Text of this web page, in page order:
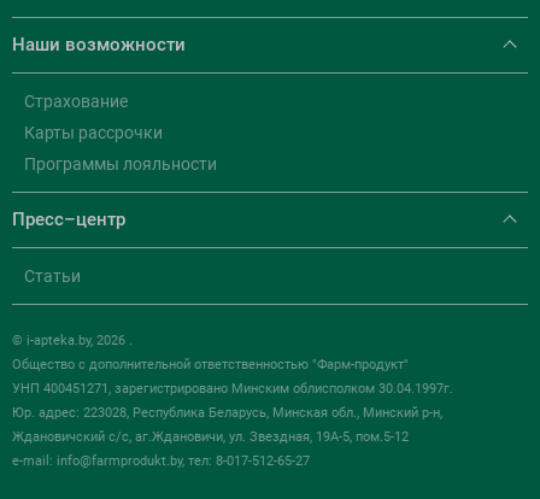
Наши возможности
Страхование
Карты рассрочки
Программы лояльности
Пресс–центр
Статьи
© i-apteka.by, 2026 .
Общество с дополнительной ответственностью "Фарм-продукт"
УНП 400451271, зарегистрировано Минским облисполком 30.04.1997г.
Юр. адрес: 223028, Республика Беларусь, Минская обл., Минский р-н,
Ждановичский с/с, аг.Ждановичи, ул. Звездная, 19А-5, пом.5-12
e-mail: info@farmprodukt.by, тел: 8-017-512-65-27